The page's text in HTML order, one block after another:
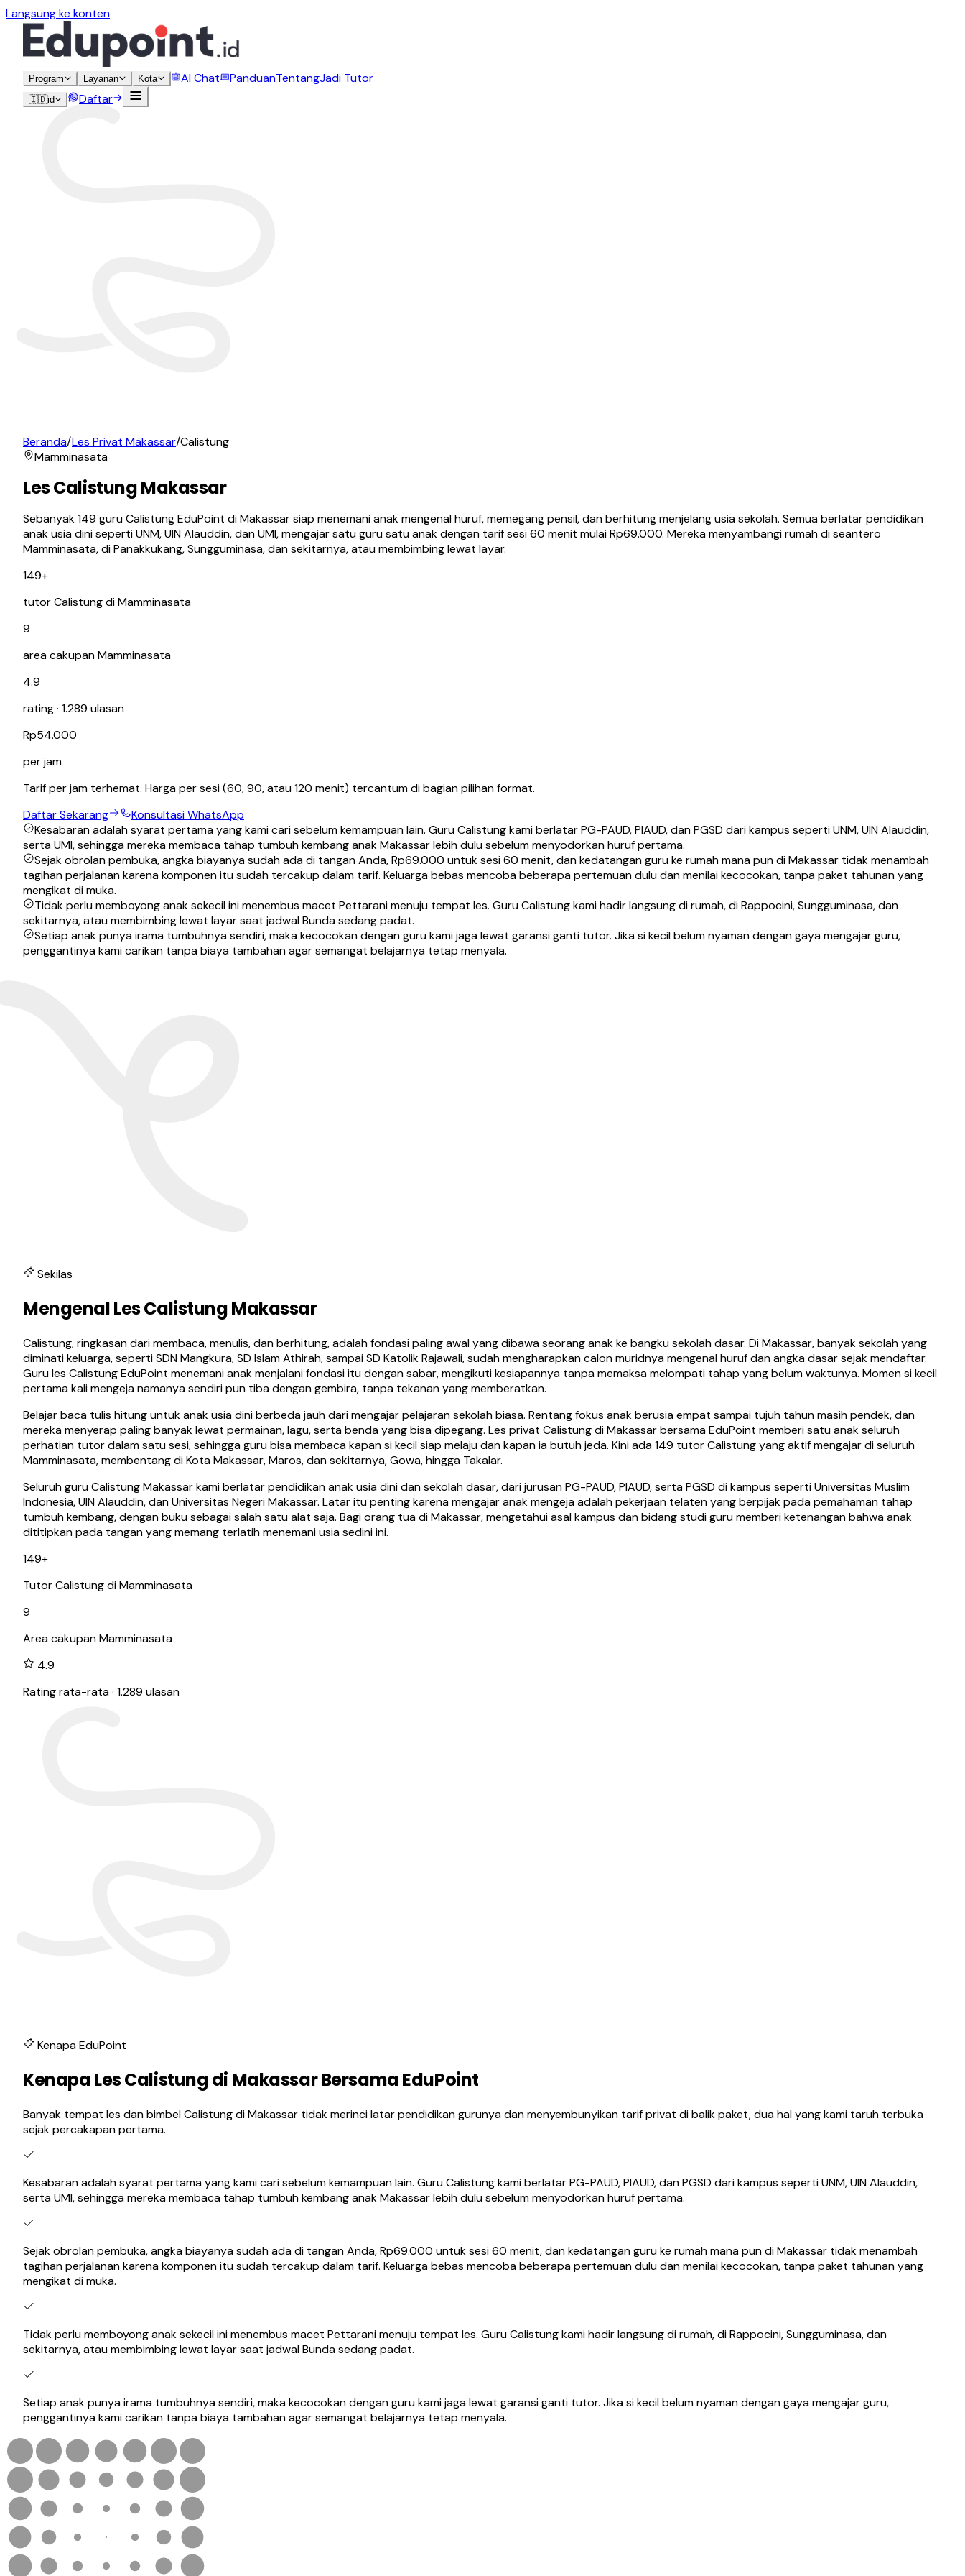
Langsung ke konten
Program Layanan Kota AI Chat PanduanTentangJadi Tutor
🇮🇩id Daftar
Beranda/Les Privat Makassar/Calistung
Mamminasata
Les Calistung Makassar
Sebanyak 149 guru Calistung EduPoint di Makassar siap menemani anak mengenal huruf, memegang pensil, dan berhitung menjelang usia sekolah. Semua berlatar pendidikan
anak usia dini seperti UNM, UIN Alauddin, dan UMI, mengajar satu guru satu anak dengan tarif sesi 60 menit mulai Rp69.000. Mereka menyambangi rumah di seantero
Mamminasata, di Panakkukang, Sungguminasa, dan sekitarnya, atau membimbing lewat layar.
149+
tutor Calistung di Mamminasata
9
area cakupan Mamminasata
4.9
rating · 1.289 ulasan
Rp54.000
per jam
Tarif per jam terhemat. Harga per sesi (60, 90, atau 120 menit) tercantum di bagian pilihan format.
Daftar Sekarang
Konsultasi WhatsApp
Kesabaran adalah syarat pertama yang kami cari sebelum kemampuan lain. Guru Calistung kami berlatar PG-PAUD, PIAUD, dan PGSD dari kampus seperti UNM, UIN Alauddin,
serta UMI, sehingga mereka membaca tahap tumbuh kembang anak Makassar lebih dulu sebelum menyodorkan huruf pertama.
Sejak obrolan pembuka, angka biayanya sudah ada di tangan Anda, Rp69.000 untuk sesi 60 menit, dan kedatangan guru ke rumah mana pun di Makassar tidak menambah
tagihan perjalanan karena komponen itu sudah tercakup dalam tarif. Keluarga bebas mencoba beberapa pertemuan dulu dan menilai kecocokan, tanpa paket tahunan yang
mengikat di muka.
Tidak perlu memboyong anak sekecil ini menembus macet Pettarani menuju tempat les. Guru Calistung kami hadir langsung di rumah, di Rappocini, Sungguminasa, dan
sekitarnya, atau membimbing lewat layar saat jadwal Bunda sedang padat.
Setiap anak punya irama tumbuhnya sendiri, maka kecocokan dengan guru kami jaga lewat garansi ganti tutor. Jika si kecil belum nyaman dengan gaya mengajar guru,
penggantinya kami carikan tanpa biaya tambahan agar semangat belajarnya tetap menyala.
Sekilas
Mengenal Les Calistung Makassar
Calistung, ringkasan dari membaca, menulis, dan berhitung, adalah fondasi paling awal yang dibawa seorang anak ke bangku sekolah dasar. Di Makassar, banyak sekolah yang
diminati keluarga, seperti SDN Mangkura, SD Islam Athirah, sampai SD Katolik Rajawali, sudah mengharapkan calon muridnya mengenal huruf dan angka dasar sejak mendaftar.
Guru les Calistung EduPoint menemani anak menjalani fondasi itu dengan sabar, mengikuti kesiapannya tanpa memaksa melompati tahap yang belum waktunya. Momen si kecil
pertama kali mengeja namanya sendiri pun tiba dengan gembira, tanpa tekanan yang memberatkan.
Belajar baca tulis hitung untuk anak usia dini berbeda jauh dari mengajar pelajaran sekolah biasa. Rentang fokus anak berusia empat sampai tujuh tahun masih pendek, dan
mereka menyerap paling banyak lewat permainan, lagu, serta benda yang bisa dipegang. Les privat Calistung di Makassar bersama EduPoint memberi satu anak seluruh
perhatian tutor dalam satu sesi, sehingga guru bisa membaca kapan si kecil siap melaju dan kapan ia butuh jeda. Kini ada 149 tutor Calistung yang aktif mengajar di seluruh
Mamminasata, membentang di Kota Makassar, Maros, dan sekitarnya, Gowa, hingga Takalar.
Seluruh guru Calistung Makassar kami berlatar pendidikan anak usia dini dan sekolah dasar, dari jurusan PG-PAUD, PIAUD, serta PGSD di kampus seperti Universitas Muslim
Indonesia, UIN Alauddin, dan Universitas Negeri Makassar. Latar itu penting karena mengajar anak mengeja adalah pekerjaan telaten yang berpijak pada pemahaman tahap
tumbuh kembang, dengan buku sebagai salah satu alat saja. Bagi orang tua di Makassar, mengetahui asal kampus dan bidang studi guru memberi ketenangan bahwa anak
dititipkan pada tangan yang memang terlatih menemani usia sedini ini.
149+
Tutor Calistung di Mamminasata
9
Area cakupan Mamminasata
4.9
Rating rata-rata · 1.289 ulasan
Kenapa EduPoint
Kenapa Les Calistung di Makassar Bersama EduPoint
Banyak tempat les dan bimbel Calistung di Makassar tidak merinci latar pendidikan gurunya dan menyembunyikan tarif privat di balik paket, dua hal yang kami taruh terbuka
sejak percakapan pertama.
Kesabaran adalah syarat pertama yang kami cari sebelum kemampuan lain. Guru Calistung kami berlatar PG-PAUD, PIAUD, dan PGSD dari kampus seperti UNM, UIN Alauddin,
serta UMI, sehingga mereka membaca tahap tumbuh kembang anak Makassar lebih dulu sebelum menyodorkan huruf pertama.
Sejak obrolan pembuka, angka biayanya sudah ada di tangan Anda, Rp69.000 untuk sesi 60 menit, dan kedatangan guru ke rumah mana pun di Makassar tidak menambah
tagihan perjalanan karena komponen itu sudah tercakup dalam tarif. Keluarga bebas mencoba beberapa pertemuan dulu dan menilai kecocokan, tanpa paket tahunan yang
mengikat di muka.
Tidak perlu memboyong anak sekecil ini menembus macet Pettarani menuju tempat les. Guru Calistung kami hadir langsung di rumah, di Rappocini, Sungguminasa, dan
sekitarnya, atau membimbing lewat layar saat jadwal Bunda sedang padat.
Setiap anak punya irama tumbuhnya sendiri, maka kecocokan dengan guru kami jaga lewat garansi ganti tutor. Jika si kecil belum nyaman dengan gaya mengajar guru,
penggantinya kami carikan tanpa biaya tambahan agar semangat belajarnya tetap menyala.